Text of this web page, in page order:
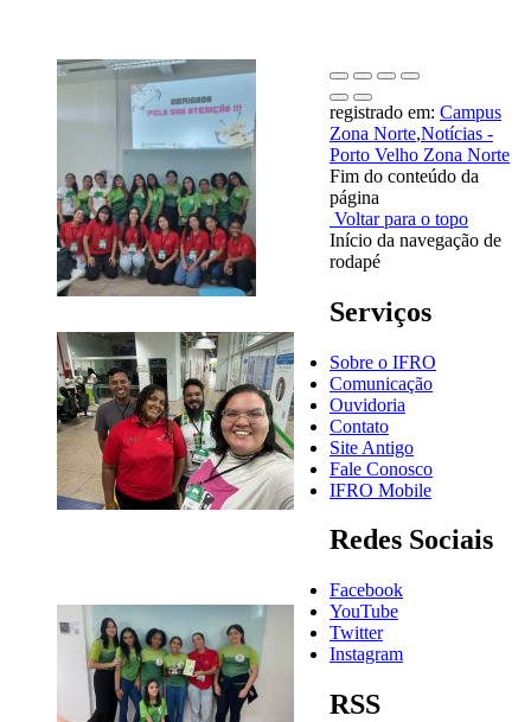
registrado em: Campus
Zona Norte,Notícias -
Porto Velho Zona Norte
Fim do conteúdo da
página
Voltar para o topo
Início da navegação de
rodapé
Serviços
Sobre o IFRO
Comunicação
Ouvidoria
Contato
Site Antigo
Fale Conosco
IFRO Mobile
Redes Sociais
Facebook
YouTube
Twitter
Instagram
RSS